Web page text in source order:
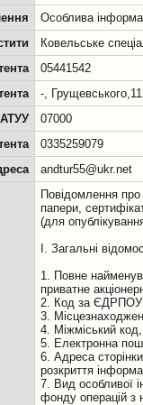
Особлива
Ковельське
05441542
-,
07000
0335259079
andtur55@ukr.net
Повідомлення про
папери,
(для
І. Загальні
1. Повне
приватне
2. Код за
3.
4. Міжміський
5. Електронна
6. Адреса
розкриття
7. Вид особливої
фонду операцій з